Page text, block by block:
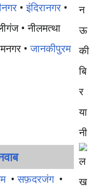
न
ऊ
की
बि
र
या
नी
•इंदिरानगर •
• नीलमत्था
•जानकीपुरम
•सफ़दरजंग•